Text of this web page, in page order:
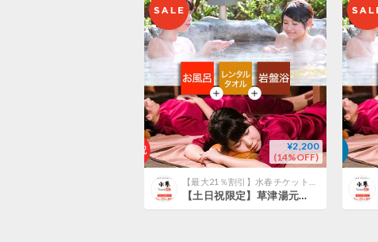
¥2,200
(14%OFF)
【土日祝限定】草津湯元水春 岩盤浴お得セット （入浴＋岩盤浴＋レンタルタオル） チケット